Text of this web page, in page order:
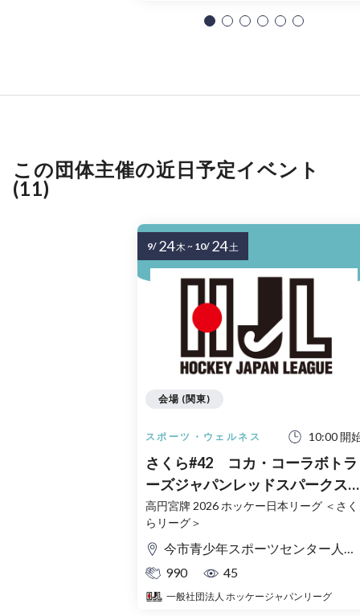
この団体主催の近日予定イベント
(11)
スポーツ・ウェルネス 10:00 開
さくら#42 コカ・コーラボトラ
ーズジャパンレッドスパークス
vs GIFU ASAHI BLUE BEES
10/24（土）今市青少年スポーツ
センター（栃木）
高円宮牌 2026 ホッケー日本リーグ ＜さく
らリーグ＞
今市青少年スポーツセンター人工芝競技場
990
45
一般社団法人 ホッケージャパンリーグ
会場 (関東)
9/ 24木~ 10/ 24土